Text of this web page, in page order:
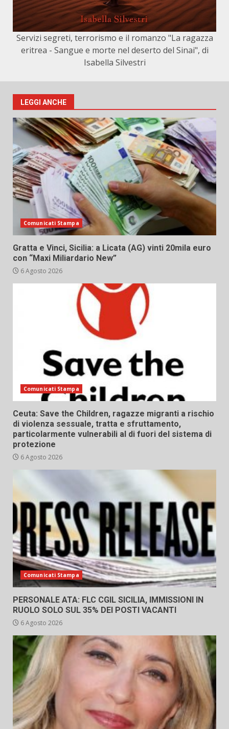
Servizi segreti, terrorismo e il romanzo "La ragazza
eritrea - Sangue e morte nel deserto del Sinai", di
Isabella Silvestri
LEGGI ANCHE
Comunicati Stampa
Gratta e Vinci, Sicilia: a Licata (AG) vinti 20mila euro
con “Maxi Miliardario New”
6 Agosto 2026
Comunicati Stampa
Ceuta: Save the Children, ragazze migranti a rischio
di violenza sessuale, tratta e sfruttamento,
particolarmente vulnerabili al di fuori del sistema di
protezione
6 Agosto 2026
Comunicati Stampa
PERSONALE ATA: FLC CGIL SICILIA, IMMISSIONI IN
RUOLO SOLO SUL 35% DEI POSTI VACANTI
6 Agosto 2026